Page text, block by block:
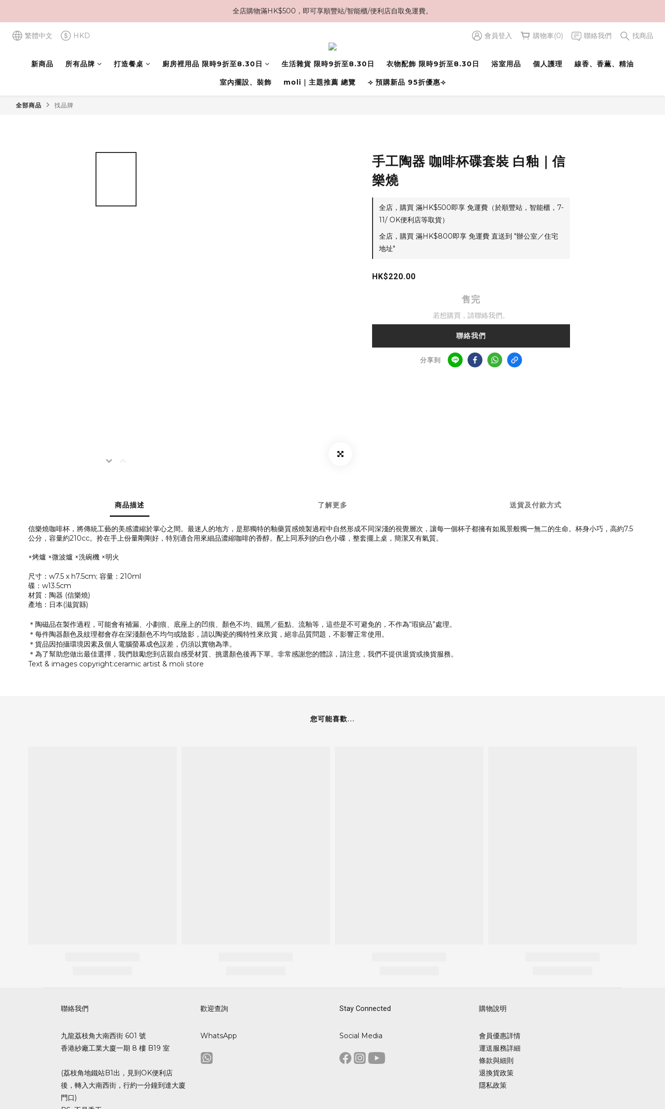
全店購物滿HK$500，即可享順豐站/智能櫃/便利店自取免運費。
繁體中文 HKD 會員登入 購物車(0) 聯絡我們 找商品
新商品 所有品牌 打造餐桌 廚房裡用品 限時9折至8.30日 生活雜貨 限時9折至8.30日 衣物配飾 限時9折至8.30日 浴室用品 個人護理 線香、香薫、精油
室內擺設、裝飾 moli｜主題推薦 總覽 ⟢ 預購新品 95折優惠⟢
全部商品 找品牌
手工陶器 咖啡杯碟套裝 白釉｜信
樂燒
全店，購買 滿HK$500即享 免運費（於順豐站，智能櫃，7-
11/ OK便利店等取貨）
全店，購買 滿HK$800即享 免運費 直送到 "辦公室／住宅
地址"
HK$220.00
售完
若想購買，請聯絡我們。
聯絡我們
分享到
商品描述 了解更多 送貨及付款方式
信樂燒咖啡杯，將傳統工藝的美感濃縮於掌心之間。最迷人的地方，是那獨特的釉藥質感燒製過程中自然形成不同深淺的視覺層次，讓每一個杯子都擁有如風景般獨一無二的生命。杯身小巧，高約7.5
公分，容量約210cc。拎在手上份量剛剛好，特別適合用來細品濃縮咖啡的香醇。配上同系列的白色小碟，整套擺上桌，簡潔又有氣質。
×烤爐 ×微波爐 ×洗碗機 ×明火
尺寸：w7.5 x h7.5cm; 容量：210ml
碟：w13.5cm
材質：陶器 (信樂燒)
產地：日本(滋賀縣)
＊陶磁品在製作過程，可能會有補漏、小劃痕、底座上的凹痕、顏色不均、鐵黑／藍點、流釉等，這些是不可避免的，不作為“瑕疵品”處理。
＊每件陶器顏色及紋理都會存在深淺顏色不均勻或陰影，請以陶瓷的獨特性來欣賞，絕非品質問題，不影響正常使用。
＊貨品因拍攝環境因素及個人電腦螢幕成色誤差，仍須以實物為準。
＊為了幫助您做出最佳選擇，我們鼓勵您到店親自感受材質、挑選顏色後再下單。非常感謝您的體諒，請注意，我們不提供退貨或換貨服務。
Text & images copyright:ceramic artist & moli store
您可能喜歡...
聯絡我們
九龍荔枝角大南西街 601 號
香港紗廠工業大廈一期 8 樓 B19 室
(荔枝角地鐵站B1出，見到OK便利店
後，轉入大南西街，行約一分鐘到達大廈
門口)
歡迎查詢
WhatsApp
Stay Connected
Social Media
購物說明
會員優惠詳情
運送服務詳細
條款與細則
退換貨政策
隱私政策